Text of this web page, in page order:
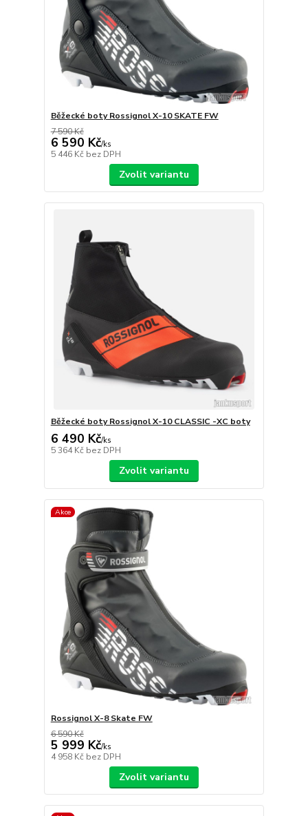
Běžecké boty Rossignol X-10 SKATE FW
7 590 Kč
6 590 Kč/ks
5 446 Kč bez DPH
Zvolit variantu
Běžecké boty Rossignol X-10 CLASSIC -XC boty
6 490 Kč/ks
5 364 Kč bez DPH
Zvolit variantu
Akce
Rossignol X-8 Skate FW
6 590 Kč
5 999 Kč/ks
4 958 Kč bez DPH
Zvolit variantu